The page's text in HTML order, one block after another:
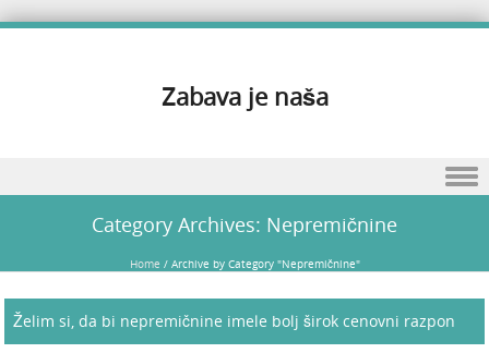
Zabava je naša
Category Archives: Nepremičnine
Home /Archive by Category "Nepremičnine"
Želim si, da bi nepremičnine imele bolj širok cenovni razpon